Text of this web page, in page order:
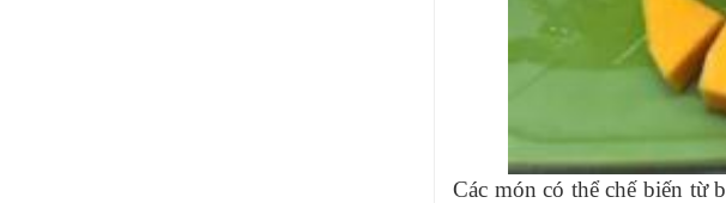
Các món có thể chế biến từ